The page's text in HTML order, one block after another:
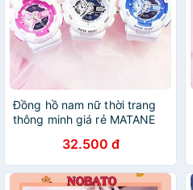
Đồng hồ nam nữ thời trang
thông minh giá rẻ MATANE
32.500 đ